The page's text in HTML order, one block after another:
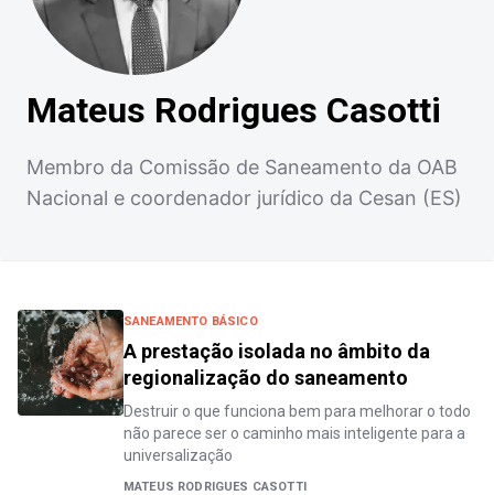
Mateus Rodrigues Casotti
Membro da Comissão de Saneamento da OAB
Nacional e coordenador jurídico da Cesan (ES)
SANEAMENTO BÁSICO
A prestação isolada no âmbito da
regionalização do saneamento
Destruir o que funciona bem para melhorar o todo
não parece ser o caminho mais inteligente para a
universalização
MATEUS RODRIGUES CASOTTI